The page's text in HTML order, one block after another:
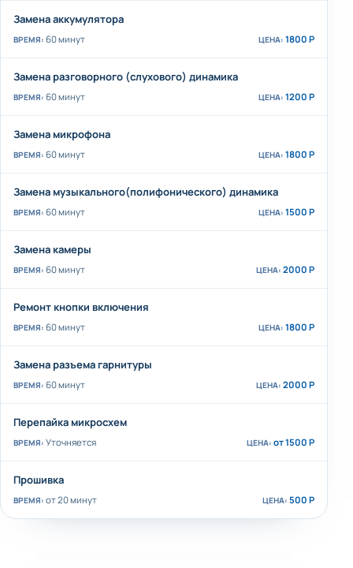
Замена аккумулятора
60 минут 1800 Р
Замена разговорного (слухового) динамика
60 минут 1200 Р
Замена микрофона
60 минут 1800 Р
Замена музыкального(полифонического) динамика
60 минут 1500 Р
Замена камеры
60 минут 2000 Р
Ремонт кнопки включения
60 минут 1800 Р
Замена разъема гарнитуры
60 минут 2000 Р
Перепайка микросхем
Уточняется от 1500 Р
Прошивка
от 20 минут 500 Р